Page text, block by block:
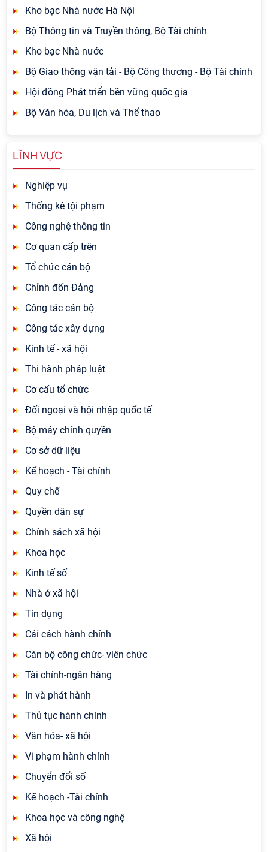
Kho bạc Nhà nước Hà Nội
Bộ Thông tin và Truyền thông, Bộ Tài chính
Kho bạc Nhà nước
Bộ Giao thông vận tải - Bộ Công thương - Bộ Tài chính
Hội đồng Phát triển bền vững quốc gia
Bộ Văn hóa, Du lịch và Thể thao
LĨNH VỰC
Nghiệp vụ
Thống kê tội phạm
Công nghệ thông tin
Cơ quan cấp trên
Tổ chức cán bộ
Chỉnh đốn Đảng
Công tác cán bộ
Công tác xây dựng
Kinh tế - xã hội
Thi hành pháp luật
Cơ cấu tổ chức
Đối ngoại và hội nhập quốc tế
Bộ máy chính quyền
Cơ sở dữ liệu
Kế hoạch - Tài chính
Quy chế
Quyền dân sự
Chính sách xã hội
Khoa học
Kinh tế số
Nhà ở xã hội
Tín dụng
Cải cách hành chính
Cán bộ công chức- viên chức
Tài chính-ngân hàng
In và phát hành
Thủ tục hành chính
Văn hóa- xã hội
Vi phạm hành chính
Chuyển đổi số
Kế hoạch -Tài chính
Khoa học và công nghệ
Xã hội